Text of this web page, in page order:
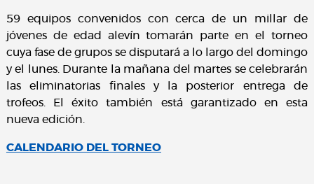
59 equipos convenidos con cerca de un millar de
jóvenes de edad alevín tomarán parte en el torneo
cuya fase de grupos se disputará a lo largo del domingo
y el lunes. Durante la mañana del martes se celebrarán
las eliminatorias finales y la posterior entrega de
trofeos. El éxito también está garantizado en esta
nueva edición.
CALENDARIO DEL TORNEO